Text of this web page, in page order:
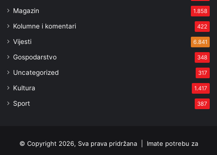
Magazin 1.858
Kolumne i komentari 422
Vijesti 6.841
Gospodarstvo 348
Uncategorized 317
Kultura 1.417
Sport 387
© Copyright 2026, Sva prava pridržana | Imate potrebu za